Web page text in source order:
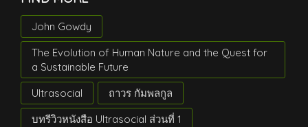
John Gowdy
The Evolution of Human Nature and the Quest for
a Sustainable Future
Ultrasocial
ถาวร กัมพลกูล
บทรีวิวหนังสือ Ultrasocial ส่วนที่ 1